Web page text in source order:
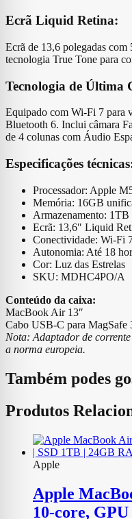
Ecrã Liquid Retina:
Ecrã de 13,6 polegadas
tecnologia True Tone para
Tecnologia de Última
Equipado com Wi-Fi 7 para
Bluetooth 6. Inclui câmara
de 4 colunas com Áudio
Especificações
Processador: Apple
Memória: 16GB
Armazenamento: 1TB
Ecrã: 13,6″ Liquid
Conectividade: Wi-Fi
Autonomia: Até 18
Cor: Luz das Estrelas
SKU: MDHC4PO/A
Conteúdo da caixa:
MacBook Air 13″
Cabo USB-C para MagSafe
Nota: Adaptador de
a norma europeia.
Também podes
Produtos
Apple
Apple
10‑core,